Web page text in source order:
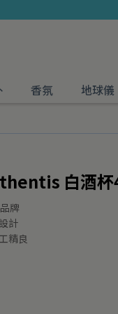
香氛 地球儀
白酒
牌
計
精良